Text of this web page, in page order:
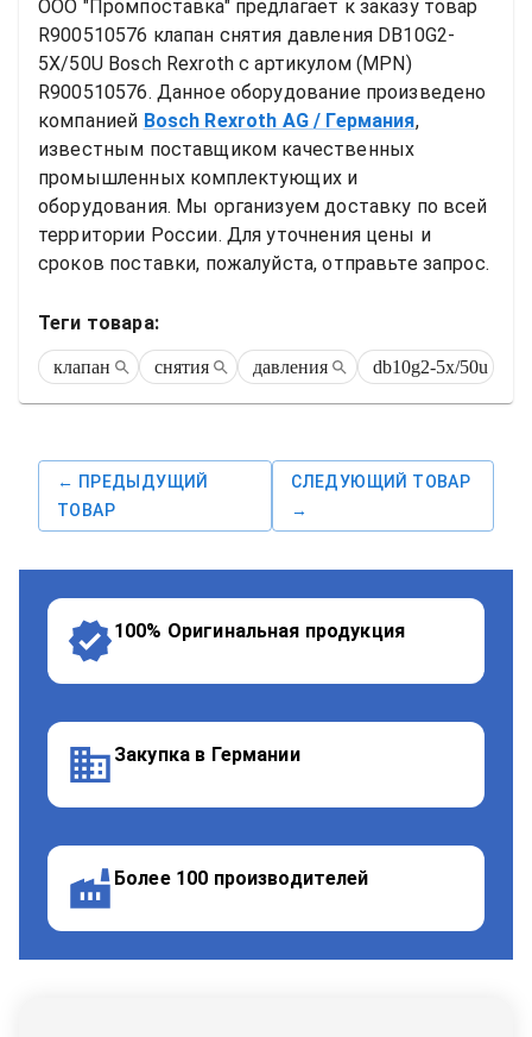
ООО "Промпоставка" предлагает к заказу товар
R900510576 клапан снятия давления DB10G2-
5X/50U Bosch Rexroth
с артикулом (MPN)
R900510576. Данное оборудование произведено
компанией Bosch Rexroth AG / Германия,
известным поставщиком качественных
промышленных комплектующих и
оборудования. Мы организуем доставку по всей
территории России. Для уточнения цены и
сроков поставки, пожалуйста, отправьте запрос.
Теги товара:
клапан снятия давления db10g2-5x/50u
← ПРЕДЫДУЩИЙ
ТОВАР
СЛЕДУЮЩИЙ ТОВАР
→
100% Оригинальная продукция
Закупка в Германии
Более 100 производителей